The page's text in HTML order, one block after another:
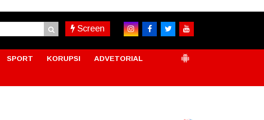
Screen
SPORT KORUPSI ADVETORIAL